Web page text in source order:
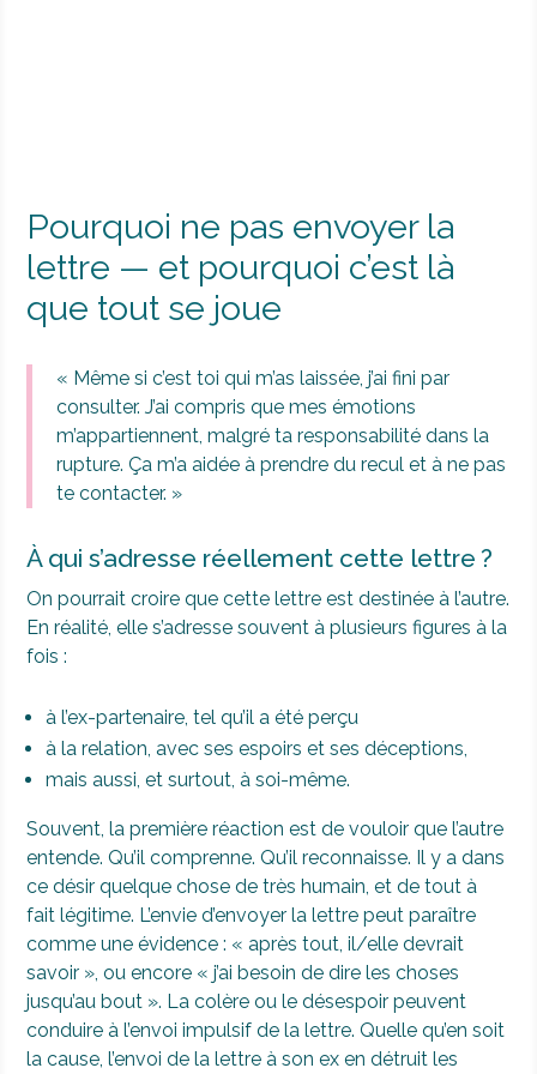
Pourquoi ne pas envoyer la
lettre — et pourquoi c’est là
que tout se joue
« Même si c’est toi qui m’as laissée, j’ai fini par
consulter. J’ai compris que mes émotions
m’appartiennent, malgré ta responsabilité dans la
rupture. Ça m’a aidée à prendre du recul et à ne pas
te contacter. »
À qui s’adresse réellement cette lettre ?
On pourrait croire que cette lettre est destinée à l’autre.
En réalité, elle s’adresse souvent à plusieurs figures à la
fois :
à l’ex-partenaire, tel qu’il a été perçu
à la relation, avec ses espoirs et ses déceptions,
mais aussi, et surtout, à soi-même.
Souvent, la première réaction est de vouloir que l’autre
entende. Qu’il comprenne. Qu’il reconnaisse. Il y a dans
ce désir quelque chose de très humain, et de tout à
fait légitime. L’envie d’envoyer la lettre peut paraître
comme une évidence : « après tout, il/elle devrait
savoir », ou encore « j’ai besoin de dire les choses
jusqu’au bout ». La colère ou le désespoir peuvent
conduire à l’envoi impulsif de la lettre. Quelle qu’en soit
la cause, l’envoi de la lettre à son ex en détruit les